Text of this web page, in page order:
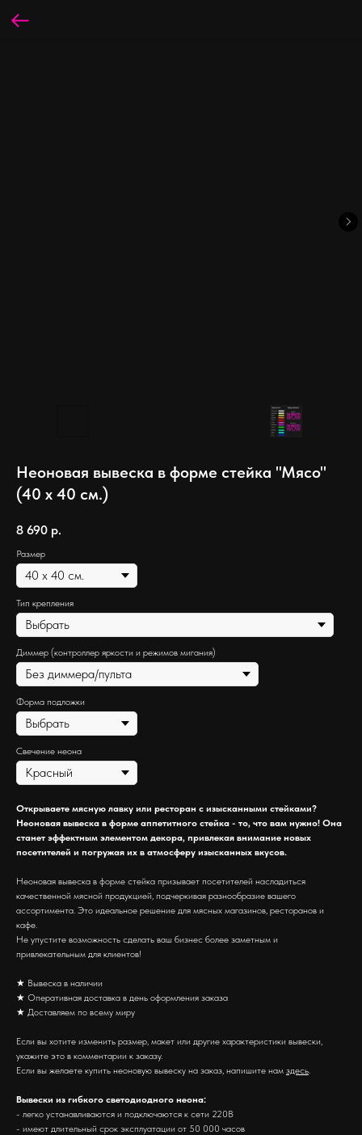
Неоновая вывеска в форме стейка "Мясо"
(40 х 40 см.)
8 690 р.
Размер
Тип крепления
Диммер (контроллер яркости и режимов мигания)
Форма подложки
Свечение неона
Открываете мясную лавку или ресторан с изысканными стейками?
Неоновая вывеска в форме аппетитного стейка - то, что вам нужно! Она
станет эффектным элементом декора, привлекая внимание новых
посетителей и погружая их в атмосферу изысканных вкусов.
Неоновая вывеска в форме стейка призывает посетителей насладиться
качественной мясной продукцией, подчеркивая разнообразие вашего
ассортимента. Это идеальное решение для мясных магазинов, ресторанов и
кафе.
Не упустите возможность сделать ваш бизнес более заметным и
привлекательным для клиентов!
★ Вывеска в наличии
★ Оперативная доставка в день оформления заказа
★ Доставляем по всему миру
Если вы хотите изменить размер, макет или другие характеристики вывески,
укажите это в комментарии к заказу.
Если вы желаете купить неоновую вывеску на заказ, напишите нам здесь.
Вывески из гибкого светодиодного неона:
- легко устанавливаются и подключаются к сети 220В
- имеют длительный срок эксплуатации от 50 000 часов